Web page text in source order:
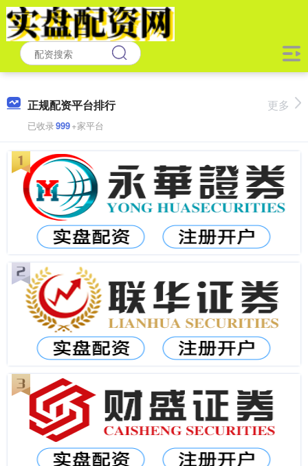
正规配资平台排行
已收录999+家平台
更多